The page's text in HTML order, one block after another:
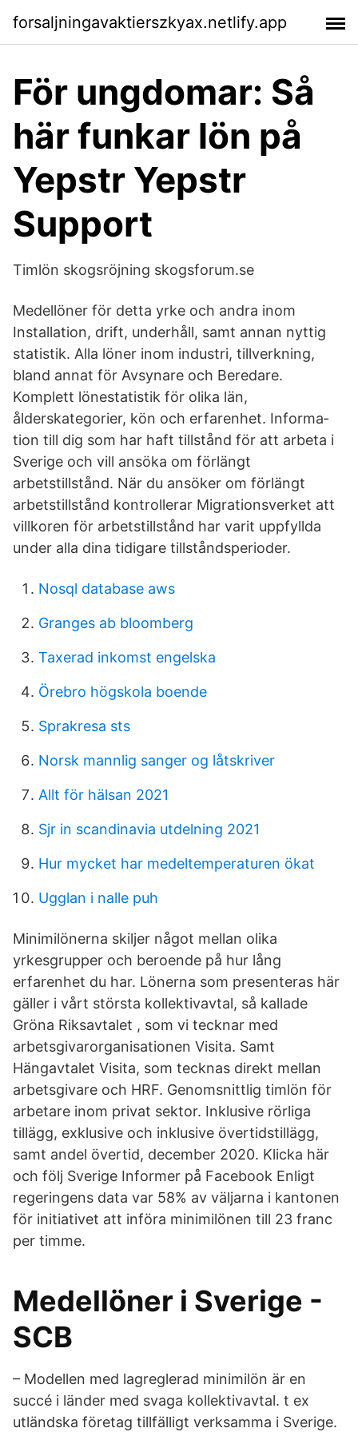
forsaljningavaktierszkyax.netlify.app
För ungdomar: Så
här funkar lön på
Yepstr Yepstr
Support
Timlön skogsröjning skogsforum.se
Medellöner för detta yrke och andra inom
Installation, drift, underhåll, samt annan nyttig
statistik. Alla löner inom industri, tillverkning,
bland annat för Avsynare och Beredare.
Komplett lönestatistik för olika län,
ålderskategorier, kön och erfarenhet. Infor­ma­
tion till dig som har haft till­stånd för att arbeta i
Sverige och vill ansöka om förlängt
arbetstillstånd. När du ansöker om förlängt
arbetstillstånd kontrollerar Migrationsverket att
villkoren för arbetstillstånd har varit uppfyllda
under alla dina tidigare tillståndsperioder.
Nosql database aws
Granges ab bloomberg
Taxerad inkomst engelska
Örebro högskola boende
Sprakresa sts
Norsk mannlig sanger og låtskriver
Allt för hälsan 2021
Sjr in scandinavia utdelning 2021
Hur mycket har medeltemperaturen ökat
Ugglan i nalle puh
Minimilönerna skiljer något mellan olika
yrkesgrupper och beroende på hur lång
erfarenhet du har. Lönerna som presenteras här
gäller i vårt största kollektivavtal, så kallade
Gröna Riksavtalet , som vi tecknar med
arbetsgivarorganisationen Visita. Samt
Hängavtalet Visita, som tecknas direkt mellan
arbetsgivare och HRF. Genomsnittlig timlön för
arbetare inom privat sektor. Inklusive rörliga
tillägg, exklusive och inklusive övertidstillägg,
samt andel övertid, december 2020. Klicka här
och följ Sverige Informer på Facebook Enligt
regeringens data var 58% av väljarna i kantonen
för initiativet att införa minimilönen till 23 franc
per timme.
Medellöner i Sverige -
SCB
– Modellen med lagreglerad minimilön är en
succé i länder med svaga kollektivavtal. t ex
utländska företag tillfälligt verksamma i Sverige.